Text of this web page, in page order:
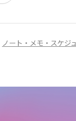
ノート・メモ・スケジ